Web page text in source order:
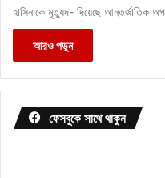
হাসিনাকে মৃত্যুদ- দিয়েছে আন্তর্জাতিক
আরও পড়ুন
ফেসবুকে সাথে থাকুন